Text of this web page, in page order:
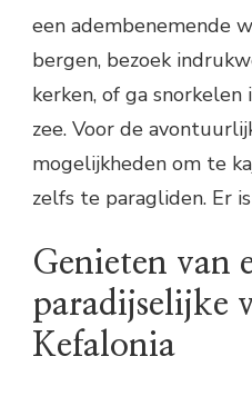
een adembenemende
bergen, bezoek
kerken, of ga
zee. Voor de
mogelijkheden om te
zelfs te paragliden. Er
Genieten van
paradijselijke
Kefalonia